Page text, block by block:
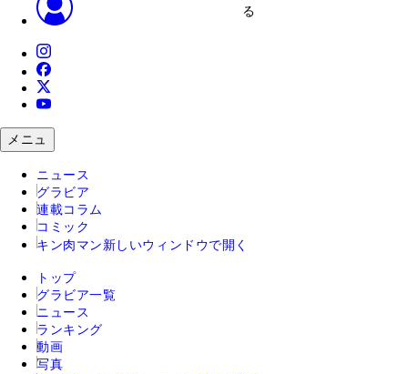
る
メニュ
ニュース
グラビア
連載コラム
コミック
キン肉マン 新しいウィンドウで開く
トップ
グラビア一覧
ニュース
ランキング
動画
写真